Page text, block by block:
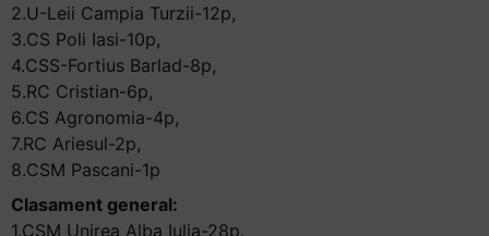
2.U-Leii Campia Turzii-12p,
3.CS Poli Iasi-10p,
4.CSS-Fortius Barlad-8p,
5.RC Cristian-6p,
6.CS Agronomia-4p,
7.RC Ariesul-2p,
8.CSM Pascani-1p
Clasament general:
1.CSM Unirea Alba Iulia-28p,